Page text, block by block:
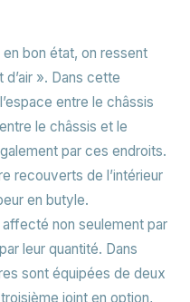
bon état, on ressent
». Dans cette
entre le châssis
le châssis et le
par ces endroits.
recouverts de l’intérieur
en butyle.
non seulement par
leur quantité. Dans
sont équipées de deux
joint en option,